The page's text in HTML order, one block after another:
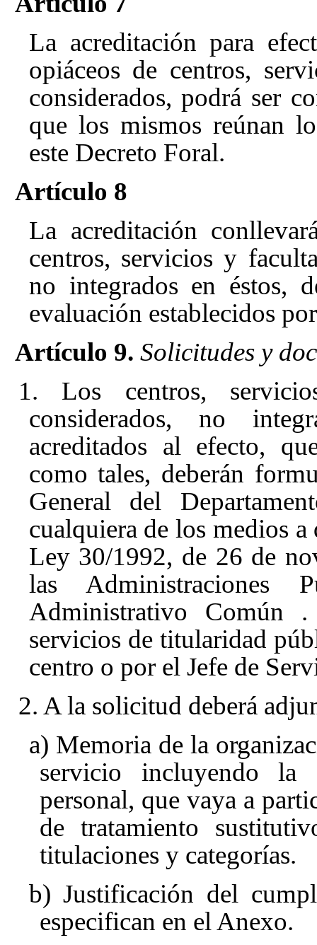
La acreditación para
opiáceos de centros,
considerados, podrá ser
que los mismos reúnan
este Decreto Foral.
Artículo 8
La acreditación
centros, servicios y
no integrados en éstos,
evaluación establecidos
Artículo 9. Solicitudes y
1. Los centros,
considerados, no
acreditados al efecto,
como tales, deberán
General del
cualquiera de los medios
Ley 30/1992, de 26 de
las Administraciones
Administrativo Común .
servicios de titularidad
centro o por el Jefe de
2. A la solicitud deberá
a) Memoria de la
servicio incluyendo
personal, que vaya a
de tratamiento
titulaciones y categorías.
b) Justificación del
especifican en el Anexo.